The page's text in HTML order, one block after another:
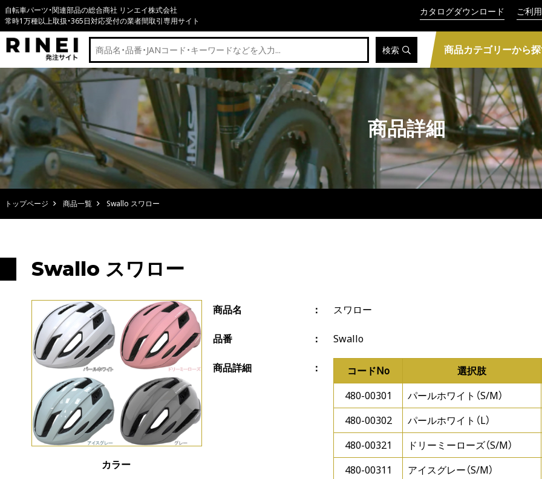
自転車パーツ・関連部品の総合商社 リンエイ株式会社
常時1万種以上取扱・365日対応受付の業者間取引専用サイト
カタログダウンロード ご利
検索 商品カテゴリーから
商品詳細
トップページ 商品一覧 Swallo スワロー
Swallo スワロー
カラー
商品名 スワロー
品番 Swallo
商品詳細 コードNo
選択肢
480-00301
パールホワイト（S/M）
480-00302
パールホワイト（L）
480-00321
ドリーミーローズ（S/M）
480-00311
アイスグレー（S/M）